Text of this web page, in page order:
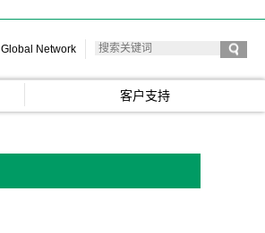
Global Network
客户支持